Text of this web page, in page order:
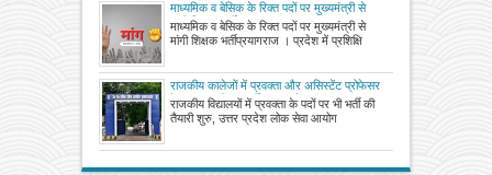
माध्यमिक व बेसिक के रिक्त पदों पर मुख्यमंत्री से
मांगी शिक्षक भर्ती
माध्यमिक व बेसिक के रिक्त पदों पर मुख्यमंत्री से
मांगी शिक्षक भर्तीप्रयागराज । प्रदेश में प्रशिक्षि
राजकीय कालेजों में प्रवक्ता और असिस्टेंट प्रोफेसर
के 2910 पदों पर भर्ती अगस्त से
राजकीय विद्यालयों में प्रवक्ता के पदों पर भी भर्ती की
तैयारी शुरु, उत्तर प्रदेश लोक सेवा आयोग